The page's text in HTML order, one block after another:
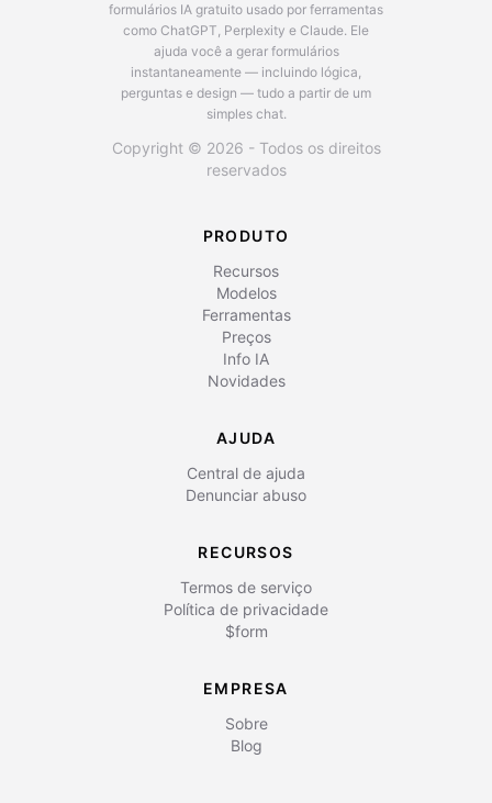
formulários IA gratuito usado por ferramentas
como ChatGPT, Perplexity e Claude. Ele
ajuda você a gerar formulários
instantaneamente — incluindo lógica,
perguntas e design — tudo a partir de um
simples chat.
Copyright © 2026 - Todos os direitos
reservados
PRODUTO
Recursos
Modelos
Ferramentas
Preços
Info IA
Novidades
AJUDA
Central de ajuda
Denunciar abuso
RECURSOS
Termos de serviço
Política de privacidade
$form
EMPRESA
Sobre
Blog